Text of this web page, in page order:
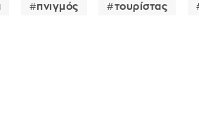
πνιγμός τουρίστας